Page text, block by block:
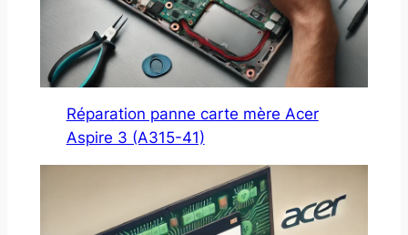
Réparation panne carte mère Acer
Aspire 3 (A315-41)